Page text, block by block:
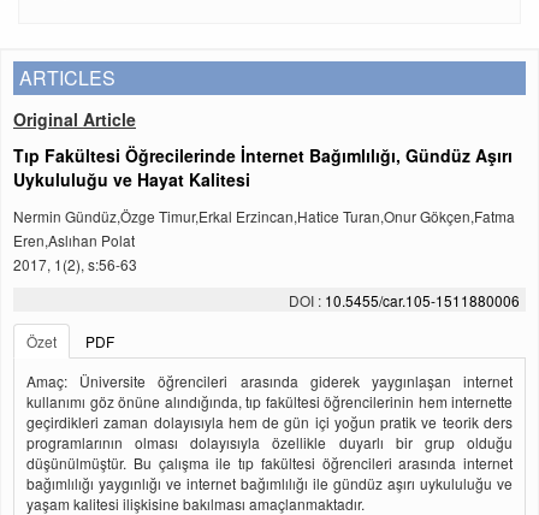
ARTICLES
Original Article
Tıp Fakültesi Öğrecilerinde İnternet Bağımlılığı, Gündüz Aşırı
Uykululuğu ve Hayat Kalitesi
Nermin Gündüz,Özge Timur,Erkal Erzincan,Hatice Turan,Onur Gökçen,Fatma
Eren,Aslıhan Polat
2017, 1(2), s:56-63
DOI : 10.5455/car.105-1511880006
Özet
PDF
Amaç: Üniversite öğrencileri arasında giderek yaygınlaşan internet
kullanımı göz önüne alındığında, tıp fakültesi öğrencilerinin hem internette
geçirdikleri zaman dolayısıyla hem de gün içi yoğun pratik ve teorik ders
programlarının olması dolayısıyla özellikle duyarlı bir grup olduğu
düşünülmüştür. Bu çalışma ile tıp fakültesi öğrencileri arasında internet
bağımlılığı yaygınlığı ve internet bağımlılığı ile gündüz aşırı uykululuğu ve
yaşam kalitesi ilişkisine bakılması amaçlanmaktadır.